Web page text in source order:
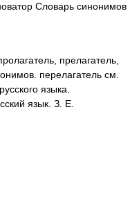
Словарь синонимов
прелагатель,
перелагатель см.
языка.
язык. З. Е.